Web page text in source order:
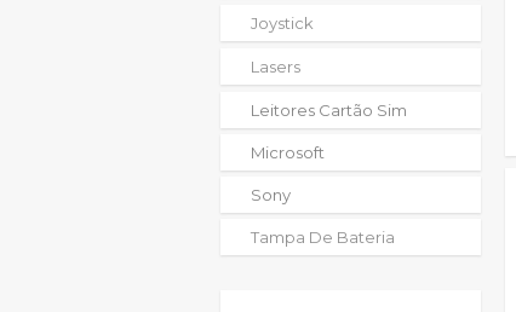
Joystick
Lasers
Leitores Cartão Sim
Microsoft
Sony
Tampa De Bateria